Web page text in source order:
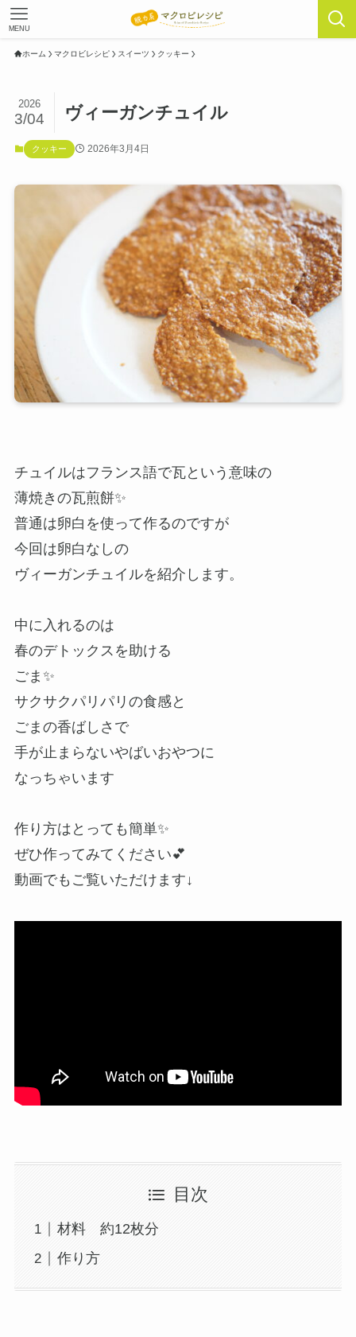
MENU
ホーム マクロビレシピ スイーツ クッキー
ヴィーガンチュイル
2026
3/04
クッキー 2026年3月4日
チュイルはフランス語で瓦という意味の
薄焼きの瓦煎餅✨
普通は卵白を使って作るのですが
今回は卵白なしの
ヴィーガンチュイルを紹介します。
中に入れるのは
春のデトックスを助ける
ごま✨
サクサクパリパリの食感と
ごまの香ばしさで
手が止まらないやばいおやつに
なっちゃいます
作り方はとっても簡単✨
ぜひ作ってみてください💕
動画でもご覧いただけます↓
目次
材料 約12枚分
作り方